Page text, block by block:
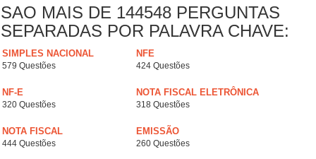
SAO MAIS DE 144548 PERGUNTAS
SEPARADAS POR PALAVRA CHAVE:
SIMPLES NACIONAL
579 Questões
NFE
424 Questões
NF-E
320 Questões
NOTA FISCAL ELETRÔNICA
318 Questões
NOTA FISCAL
444 Questões
EMISSÃO
260 Questões